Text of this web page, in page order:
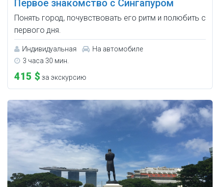
Первое знакомство с Сингапуром
Понять город, почувствовать его ритм и полюбить с
первого дня.
Индивидуальная
На автомобиле
3 часа 30 мин.
415 $ за экскурсию